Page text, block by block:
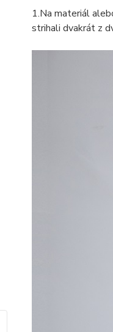
1.Na materiál
strihali dvakrát z